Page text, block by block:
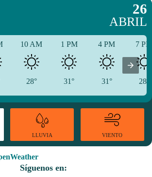
26
ABRIL
10 AM
28°
1 PM
31°
4 PM
31°
7
28°
LLUVIA VIENTO
Síguenos en: